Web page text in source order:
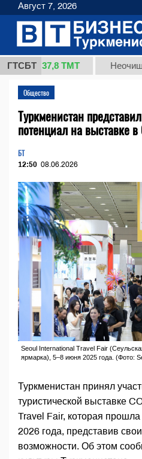
ГТСБТ
37,8 ТМТ
Общество
Туркменистан
потенциал на выставке
БТ
12:50 08.06.2026
Seoul International Travel Fair
ярмарка), 5–8 июня 2025 года. (Фото:
Туркменистан принял
туристической выставке
Travel Fair, которая
2026 года, представив
возможности. Об этом
Август 7, 2026